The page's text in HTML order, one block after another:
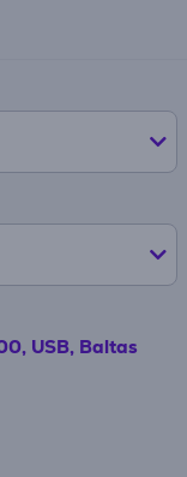
USB, Baltas